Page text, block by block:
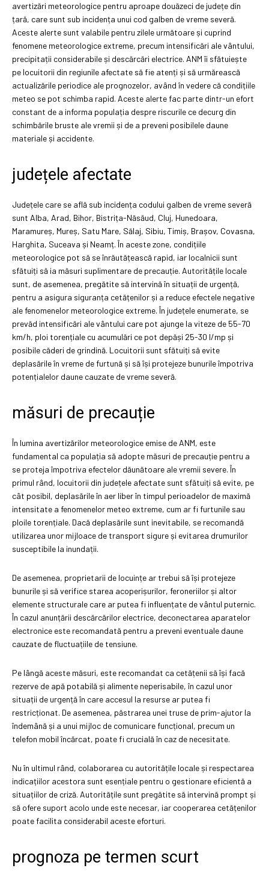
avertizări meteorologice pentru aproape douăzeci de județe din
țară, care sunt sub incidența unui cod galben de vreme severă.
Aceste alerte sunt valabile pentru zilele următoare și cuprind
fenomene meteorologice extreme, precum intensificări ale vântului,
precipitații considerabile și descărcări electrice. ANM îi sfătuiește
pe locuitorii din regiunile afectate să fie atenți și să urmărească
actualizările periodice ale prognozelor, având în vedere că condițiile
meteo se pot schimba rapid. Aceste alerte fac parte dintr-un efort
constant de a informa populația despre riscurile ce decurg din
schimbările bruste ale vremii și de a preveni posibilele daune
materiale și accidente.
județele afectate
Județele care se află sub incidența codului galben de vreme severă
sunt Alba, Arad, Bihor, Bistrița-Năsăud, Cluj, Hunedoara,
Maramureș, Mureș, Satu Mare, Sălaj, Sibiu, Timiș, Brașov, Covasna,
Harghita, Suceava și Neamț. În aceste zone, condițiile
meteorologice pot să se înrăutățească rapid, iar localnicii sunt
sfătuiți să ia măsuri suplimentare de precauție. Autoritățile locale
sunt, de asemenea, pregătite să intervină în situații de urgență,
pentru a asigura siguranța cetățenilor și a reduce efectele negative
ale fenomenelor meteorologice extreme. În județele enumerate, se
prevăd intensificări ale vântului care pot ajunge la viteze de 55-70
km/h, ploi torențiale cu acumulări ce pot depăși 25-30 l/mp și
posibile căderi de grindină. Locuitorii sunt sfătuiți să evite
deplasările în vreme de furtună și să își protejeze bunurile împotriva
potențialelor daune cauzate de vreme severă.
măsuri de precauție
În lumina avertizărilor meteorologice emise de ANM, este
fundamental ca populația să adopte măsuri de precauție pentru a
se proteja împotriva efectelor dăunătoare ale vremii severe. În
primul rând, locuitorii din județele afectate sunt sfătuiți să evite, pe
cât posibil, deplasările în aer liber în timpul perioadelor de maximă
intensitate a fenomenelor meteo extreme, cum ar fi furtunile sau
ploile torențiale. Dacă deplasările sunt inevitabile, se recomandă
utilizarea unor mijloace de transport sigure și evitarea drumurilor
susceptibile la inundații.
De asemenea, proprietarii de locuințe ar trebui să își protejeze
bunurile și să verifice starea acoperișurilor, feroneriilor și altor
elemente structurale care ar putea fi influențate de vântul puternic.
În cazul anunțării descărcărilor electrice, deconectarea aparatelor
electronice este recomandată pentru a preveni eventuale daune
cauzate de fluctuațiile de tensiune.
Pe lângă aceste măsuri, este recomandat ca cetățenii să își facă
rezerve de apă potabilă și alimente neperisabile, în cazul unor
situații de urgență în care accesul la resurse ar putea fi
restricționat. De asemenea, păstrarea unei truse de prim-ajutor la
îndemână și a unui mijloc de comunicare funcțional, precum un
telefon mobil încărcat, poate fi crucială în caz de necesitate.
Nu în ultimul rând, colaborarea cu autoritățile locale și respectarea
indicațiilor acestora sunt esențiale pentru o gestionare eficientă a
situațiilor de criză. Autoritățile sunt pregătite să intervină prompt și
să ofere suport acolo unde este necesar, iar cooperarea cetățenilor
poate facilita considerabil aceste eforturi.
prognoza pe termen scurt